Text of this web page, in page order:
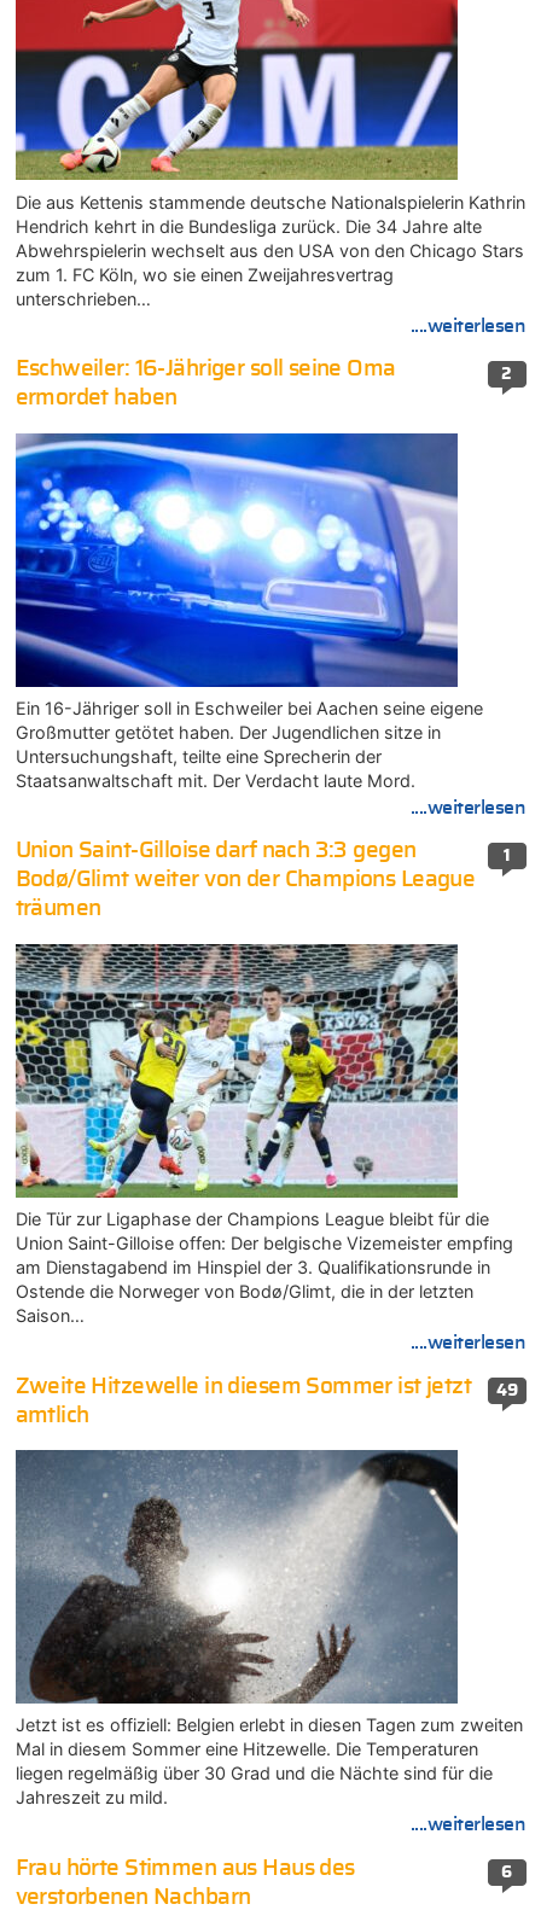
Die aus Kettenis stammende deutsche Nationalspielerin Kathrin
Hendrich kehrt in die Bundesliga zurück. Die 34 Jahre alte
Abwehrspielerin wechselt aus den USA von den Chicago Stars
zum 1. FC Köln, wo sie einen Zweijahresvertrag
unterschrieben…
....weiterlesen
2
Eschweiler: 16-Jähriger soll seine Oma
ermordet haben
Ein 16-Jähriger soll in Eschweiler bei Aachen seine eigene
Großmutter getötet haben. Der Jugendlichen sitze in
Untersuchungshaft, teilte eine Sprecherin der
Staatsanwaltschaft mit. Der Verdacht laute Mord.
....weiterlesen
1
Union Saint-Gilloise darf nach 3:3 gegen
Bodø/Glimt weiter von der Champions League
träumen
Die Tür zur Ligaphase der Champions League bleibt für die
Union Saint-Gilloise offen: Der belgische Vizemeister empfing
am Dienstagabend im Hinspiel der 3. Qualifikationsrunde in
Ostende die Norweger von Bodø/Glimt, die in der letzten
Saison…
....weiterlesen
49
Zweite Hitzewelle in diesem Sommer ist jetzt
amtlich
Jetzt ist es offiziell: Belgien erlebt in diesen Tagen zum zweiten
Mal in diesem Sommer eine Hitzewelle. Die Temperaturen
liegen regelmäßig über 30 Grad und die Nächte sind für die
Jahreszeit zu mild.
....weiterlesen
6
Frau hörte Stimmen aus Haus des
verstorbenen Nachbarn